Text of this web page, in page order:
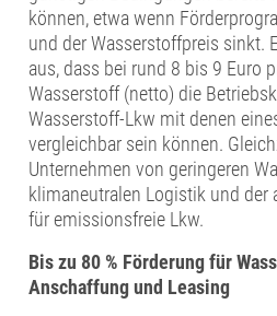
können, etwa wenn
und der Wasserstoffpreis sinkt.
aus, dass bei rund 8 bis 9 Euro
Wasserstoff (netto) die
Wasserstoff-Lkw mit denen
vergleichbar sein können.
Unternehmen von geringeren
klimaneutralen Logistik und der
für emissionsfreie Lkw.
Bis zu 80 % Förderung für
Anschaffung und Leasing